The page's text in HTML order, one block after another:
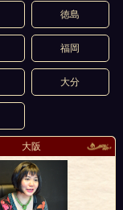
徳島
福岡
大分
大阪